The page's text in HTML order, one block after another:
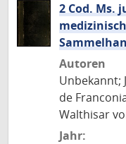
2 Cod. Ms.
Autoren
Unbekannt;
de
Walthisar
Jahr: